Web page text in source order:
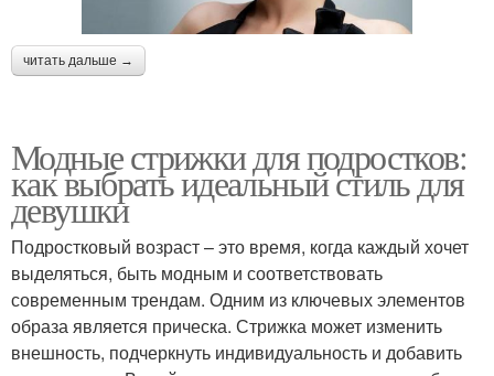
читать дальше →
Модные стрижки для подростков:
как выбрать идеальный стиль для
девушки
Подростковый возраст – это время, когда каждый хочет
выделяться, быть модным и соответствовать
современным трендам. Одним из ключевых элементов
образа является прическа. Стрижка может изменить
внешность, подчеркнуть индивидуальность и добавить